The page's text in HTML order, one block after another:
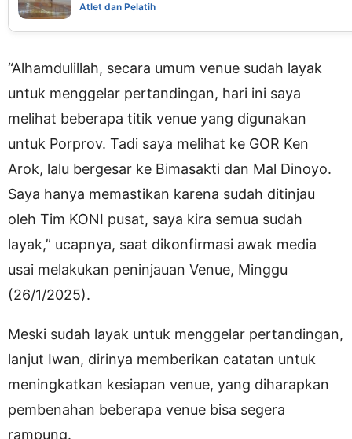
Atlet dan Pelatih
“Alhamdulillah, secara umum venue sudah layak
untuk menggelar pertandingan, hari ini saya
melihat beberapa titik venue yang digunakan
untuk Porprov. Tadi saya melihat ke GOR Ken
Arok, lalu bergesar ke Bimasakti dan Mal Dinoyo.
Saya hanya memastikan karena sudah ditinjau
oleh Tim KONI pusat, saya kira semua sudah
layak,” ucapnya, saat dikonfirmasi awak media
usai melakukan peninjauan Venue, Minggu
(26/1/2025).
Meski sudah layak untuk menggelar pertandingan,
lanjut Iwan, dirinya memberikan catatan untuk
meningkatkan kesiapan venue, yang diharapkan
pembenahan beberapa venue bisa segera
rampung.